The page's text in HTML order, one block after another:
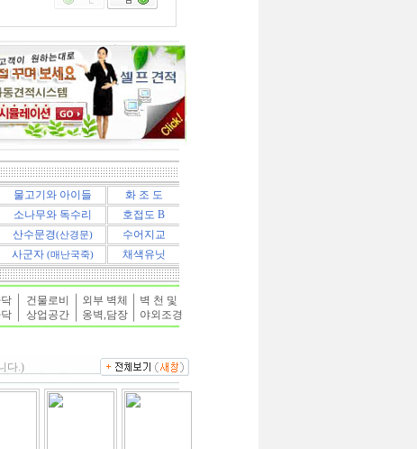
물고기와 아이들
화 조 도
소나무와 독수리
호접도 B
산수문경(산경문)
수어지교
사군자 (매난국죽) 채색유닛
건물로비
상업공간
외부 벽체
옹벽,담장
벽 천 및
야외조경
다.)